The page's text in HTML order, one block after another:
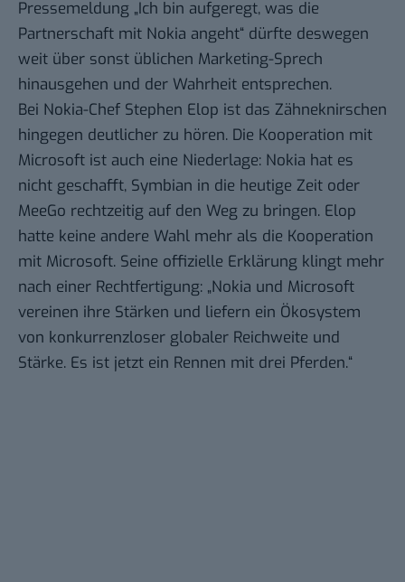
Pressemeldung „Ich bin aufgeregt, was die
Partnerschaft mit Nokia angeht“ dürfte deswegen
weit über sonst üblichen Marketing-Sprech
hinausgehen und der Wahrheit entsprechen.
Bei Nokia-Chef Stephen Elop ist das Zähneknirschen
hingegen deutlicher zu hören. Die Kooperation mit
Microsoft ist auch eine Niederlage: Nokia hat es
nicht geschafft, Symbian in die heutige Zeit oder
MeeGo rechtzeitig auf den Weg zu bringen. Elop
hatte keine andere Wahl mehr als die Kooperation
mit Microsoft. Seine offizielle Erklärung klingt mehr
nach einer Rechtfertigung: „Nokia und Microsoft
vereinen ihre Stärken und liefern ein Ökosystem
von konkurrenzloser globaler Reichweite und
Stärke. Es ist jetzt ein Rennen mit drei Pferden.“